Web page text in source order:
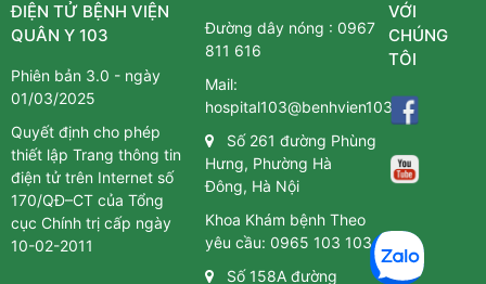
ĐIỆN TỬ BỆNH VIỆN
QUÂN Y 103
Phiên bản 3.0 - ngày
01/03/2025
Quyết định cho phép
thiết lập Trang thông tin
điện tử trên Internet số
170/QĐ–CT của Tổng
cục Chính trị cấp ngày
10-02-2011
Đường dây nóng :0967
811 616
Mail:
hospital103@benhvien103.vn
Số 261 đường Phùng
Hưng, Phường Hà
Đông, Hà Nội
Khoa Khám bệnh Theo
yêu cầu:0965 103 103
Số 158A đường
VỚI
CHÚNG
TÔI